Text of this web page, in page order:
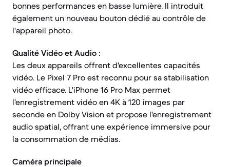
bonnes performances en basse lumière. Il introduit
également un nouveau bouton dédié au contrôle de
l'appareil photo.
Qualité Vidéo et Audio :
Les deux appareils offrent d'excellentes capacités
vidéo. Le Pixel 7 Pro est reconnu pour sa stabilisation
vidéo efficace. L'iPhone 16 Pro Max permet
l'enregistrement vidéo en 4K à 120 images par
seconde en Dolby Vision et propose l'enregistrement
audio spatial, offrant une expérience immersive pour
la consommation de médias.
Caméra principale